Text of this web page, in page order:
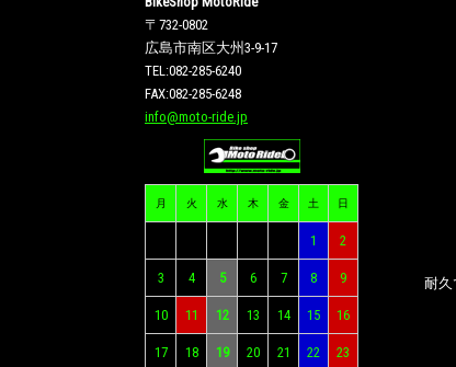
〒732-0802
広島市南区大州3-9-17
TEL:082-285-6240
FAX:082-285-6248
info@moto-ride.jp
月 火 水 木 金 土 日
1 2
3 4 5 6 7 8 9
10 11 12 13 14 15 16
17 18 19 20 21 22 23
耐久